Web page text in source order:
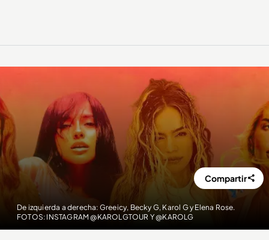
De izquierda a derecha: Greeicy, Becky G, Karol G y Elena Rose.
FOTOS: INSTAGRAM @KAROLGTOUR Y @KAROLG
Compartir